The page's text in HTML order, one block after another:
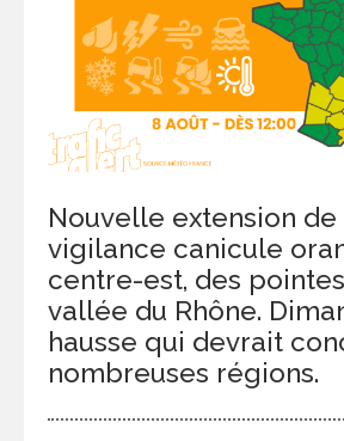
Nouvelle extension de
vigilance canicule
centre-est, des pointes
vallée du Rhône.
hausse qui devrait
nombreuses régions.